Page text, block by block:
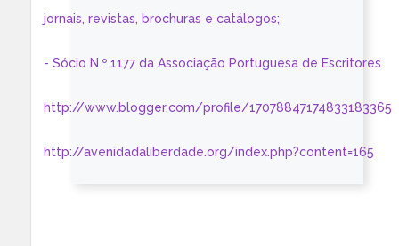
jornais, revistas, brochuras e catálogos;
- Sócio N.º 1177 da Associação Portuguesa de Escritores
http://www.blogger.com/profile/17078847174833183365
http://avenidadaliberdade.org/index.php?content=165